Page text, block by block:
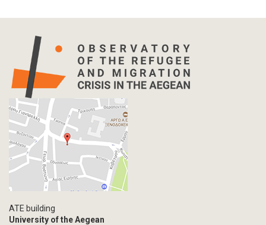
ATE building
University of the Aegean